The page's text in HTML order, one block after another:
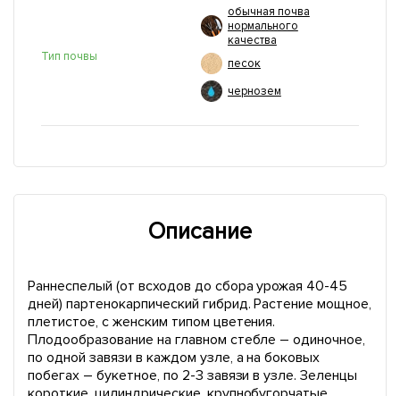
Тип почвы
обычная почва
нормального
качества
песок
чернозем
Описание
Раннеспелый (от всходов до сбора урожая 40-45
дней) партенокарпический гибрид. Растение мощное,
плетистое, с женским типом цветения.
Плодообразование на главном стебле – одиночное,
по одной завязи в каждом узле, а на боковых
побегах – букетное, по 2-3 завязи в узле. Зеленцы